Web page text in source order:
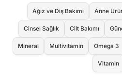
Ağız ve Diş Bakımı Anne
Cinsel Sağlık Cilt Bakımı
Mineral Multivitamin Omega 3
Vitamin